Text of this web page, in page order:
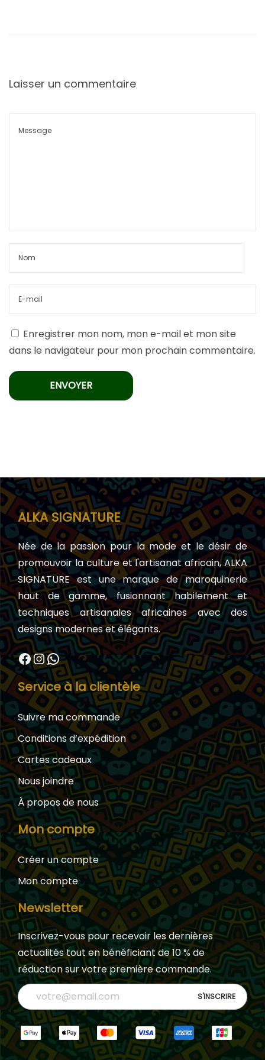
Laisser un commentaire
Enregistrer mon nom, mon e-mail et mon site
dans le navigateur pour mon prochain commentaire.
ALKA SIGNATURE
Née de la passion pour la mode et le désir de
promouvoir la culture et l'artisanat africain, ALKA
SIGNATURE est une marque de maroquinerie
haut de gamme, fusionnant habilement et
techniques artisanales africaines avec des
designs modernes et élégants.
Facebook InstagramWhatsApp
Service à la clientèle
Suivre ma commande
Conditions d’expédition
Cartes cadeaux
Nous joindre
À propos de nous
Mon compte
Créer un compte
Mon compte
Newsletter
Inscrivez-vous pour recevoir les dernières
actualités tout en bénéficiant de 10 % de
réduction sur votre première commande.